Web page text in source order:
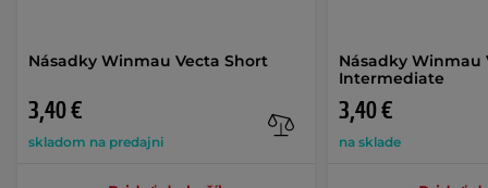
Násadky Winmau Vecta Short
3,40 €
skladom na predajni
Násadky Winmau
Intermediate
3,40 €
na sklade